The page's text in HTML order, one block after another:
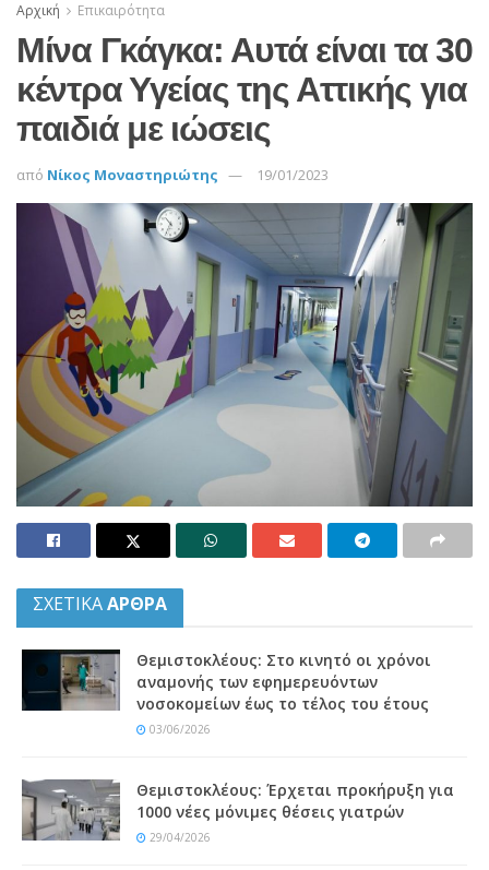
Αρχική Επικαιρότητα
Μίνα Γκάγκα: Αυτά είναι τα 30
κέντρα Υγείας της Αττικής για
παιδιά με ιώσεις
από Νίκος Μοναστηριώτης 19/01/2023
ΣΧΕΤΙΚΑΑΡΘΡΑ
Θεμιστοκλέους: Στο κινητό οι χρόνοι
αναμονής των εφημερευόντων
νοσοκομείων έως το τέλος του έτους
03/06/2026
Θεμιστοκλέους: Έρχεται προκήρυξη για
1000 νέες μόνιμες θέσεις γιατρών
29/04/2026